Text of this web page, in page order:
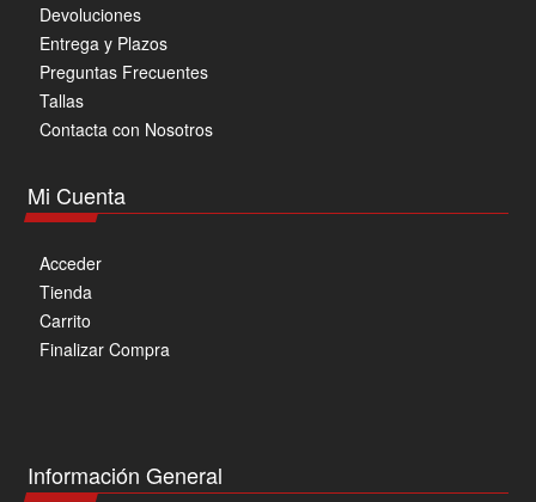
Devoluciones
Entrega y Plazos
Preguntas Frecuentes
Tallas
Contacta con Nosotros
Mi Cuenta
Acceder
Tienda
Carrito
Finalizar Compra
Información General